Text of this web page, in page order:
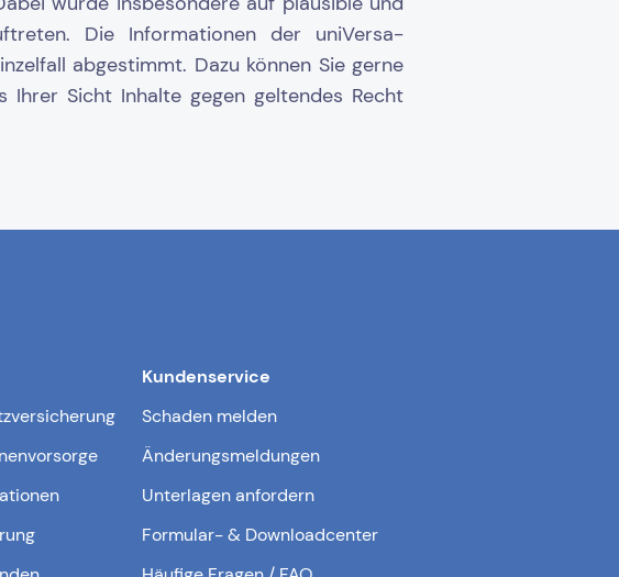
Die Informationen der uniVersa-
abgestimmt. Dazu können Sie gerne
Ihrer Sicht Inhalte gegen geltendes Recht
Kundenservice
Schaden melden
Änderungsmeldungen
Unterlagen anfordern
Formular- & Downloadcenter